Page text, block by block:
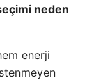
neden
enerji